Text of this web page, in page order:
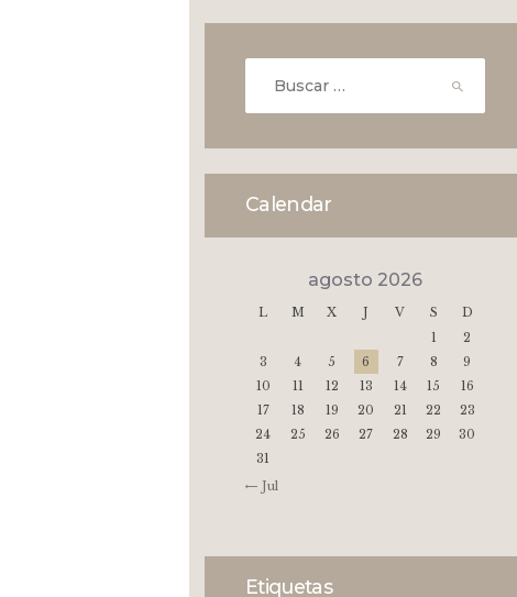
Calendar
agosto 2026
L M X J V S
D
1
2
3
4 5 6 7 8
9
10
11 12 13 14 15
16
17
18 19 20 21 22
23
24
25 26 27 28 29
30
31
« Jul
Etiquetas